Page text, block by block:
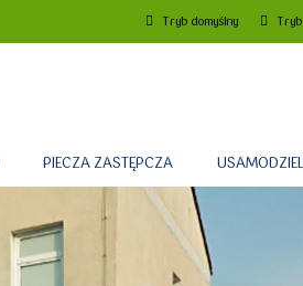
Tryb domyślny
PIECZA ZASTĘPCZA